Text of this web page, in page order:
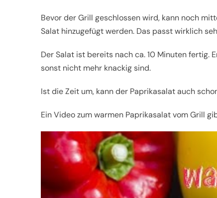
Bevor der Grill geschlossen wird, kann noch
Salat hinzugefügt werden. Das passt wirklich
Der Salat ist bereits nach ca. 10 Minuten fertig.
sonst nicht mehr knackig sind.
Ist die Zeit um, kann der Paprikasalat auch
Ein Video zum warmen Paprikasalat vom Grill